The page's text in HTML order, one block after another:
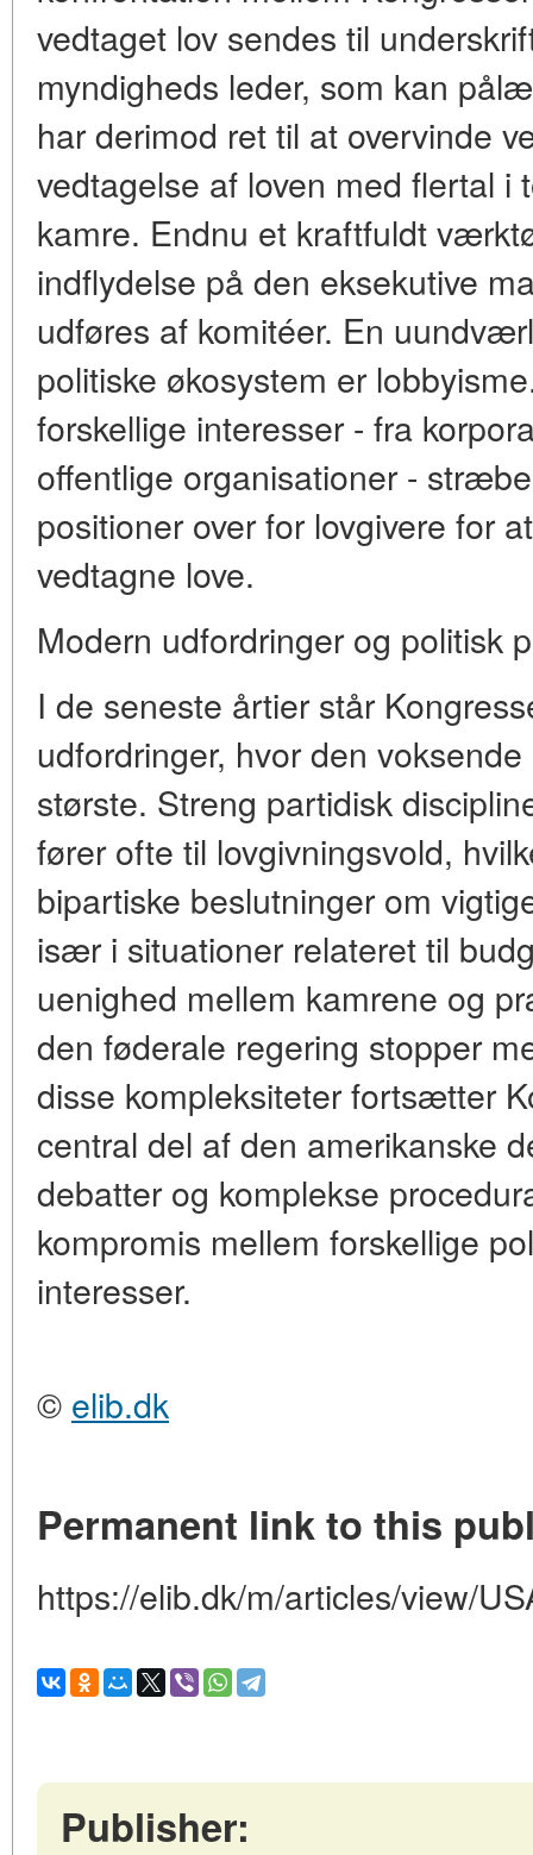
vedtaget lov sendes til
myndigheds leder, som kan
har derimod ret til at overvinde
vedtagelse af loven med flertal i
kamre. Endnu et kraftfuldt
indflydelse på den eksekutive
udføres af komitéer. En
politiske økosystem er
forskellige interesser - fra
offentlige organisationer -
positioner over for lovgivere for
vedtagne love.
Modern udfordringer og politisk
I de seneste årtier står
udfordringer, hvor den
største. Streng partidisk
fører ofte til lovgivningsvold,
bipartiske beslutninger om
især i situationer relateret til
uenighed mellem kamrene og
den føderale regering stopper
disse kompleksiteter fortsætter
central del af den amerikanske
debatter og komplekse
kompromis mellem forskellige
interesser.
© elib.dk
Permanent link to this
https://elib.dk/m/articles/view/
Publisher: